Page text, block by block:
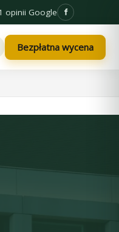
opinii Google
Bezpłatna wycena